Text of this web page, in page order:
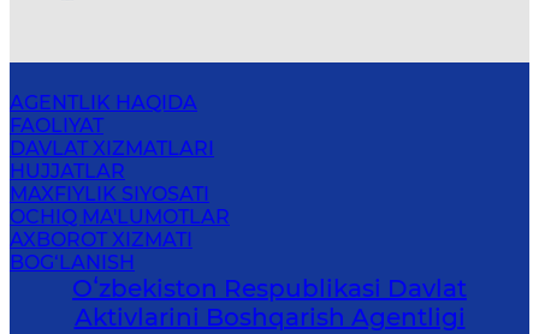
AGENTLIK HAQIDA
FAOLIYAT
DAVLAT XIZMATLARI
HUJJATLAR
MAXFIYLIK SIYOSATI
OCHIQ MA'LUMOTLAR
AXBOROT XIZMATI
BOG‘LANISH
Oʻzbekiston Respublikasi Davlat
Aktivlarini Boshqarish Agentligi